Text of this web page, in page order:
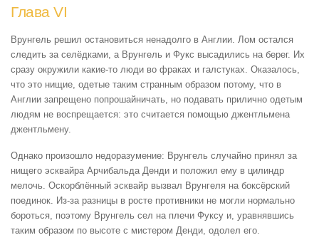
Глава VI
Врунгель решил остановиться ненадолго в Англии. Лом остался
следить за селёдками, а Врунгель и Фукс высадились на берег. Их
сразу окружили какие-то люди во фраках и галстуках. Оказалось,
что это нищие, одетые таким странным образом потому, что в
Англии запрещено попрошайничать, но подавать прилично одетым
людям не воспрещается: это считается помощью джентльмена
джентльмену.
Однако произошло недоразумение: Врунгель случайно принял за
нищего эсквайра Арчибальда Денди и положил ему в цилиндр
мелочь. Оскорблённый эсквайр вызвал Врунгеля на боксёрский
поединок. Из-за разницы в росте противники не могли нормально
бороться, поэтому Врунгель сел на плечи Фуксу и, уравнявшись
таким образом по высоте с мистером Денди, одолел его.